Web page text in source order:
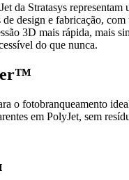
da Stratasys representam
design e fabricação,
3D mais rápida, mais
do que nunca.
o fotobranqueamento
em PolyJet, sem